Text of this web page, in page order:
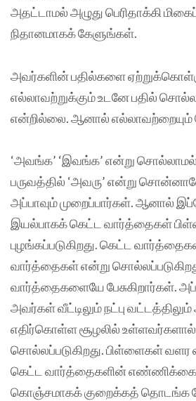
அதட்டாமல் அழுது பெரிதாக்கி
நிதானமாகக் கேளுங்கள்.
அவர்களின் பதில்களை
எல்லாவற்றுக்கும் உடனே பதில்
என்றில்லை. ஆனால் எல்லாவற்றையும்
‘அவங்க’ ‘இவங்க’ என்று
பருவத்தில் ‘அவரு’ என்று
அப்பாவும் முறைப்பார்கள். ஆனால்
இயல்பாகக் கெட்ட வார்த்தைகள்
புழங்கப்படுகிறது. கெட்ட
வார்த்தைகள் என்று
வார்த்தைகளையே பேசுகிறார்கள்.
அவர்கள் வீட்டிலும் நட்பு
எதிர்கொள்ள சூழலில் உள்ளவர்களால்
சொல்லப்படுகிறது. பிள்ளைகள் வளர
கெட்ட வார்த்தைகளின்
கொஞ்சமாகக் குறைக்கத் தொடங்க